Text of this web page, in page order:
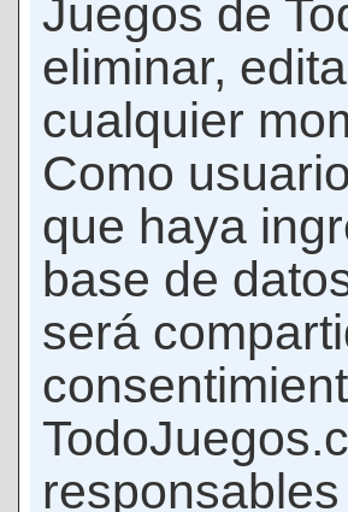
Juegos de
eliminar,
cualquier
Como usuario
que haya
base de
será